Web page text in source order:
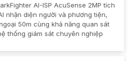
AI-ISP AcuSense 2MP tích
nhận diện người và phương tiện,
50m cùng khả năng quan sát
thống giám sát chuyên nghiệp